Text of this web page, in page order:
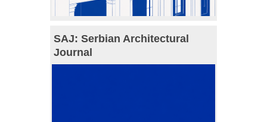
SAJ: Serbian Architectural
Journal